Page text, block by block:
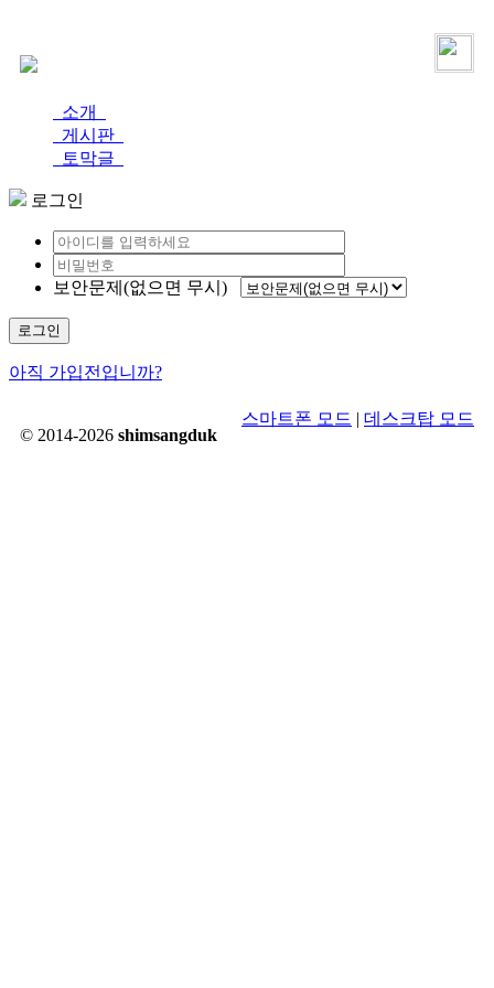
소개
게시판
토막글
로그인
보안문제(없으면 무시)
로그인
아직 가입전입니까?
© 2014-2026 shimsangduk
스마트폰 모드 | 데스크탑 모드